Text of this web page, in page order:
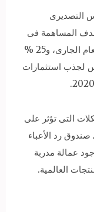
التصديرى
المساهمة فى
تنمية صادرات القطاع بنسبة 15% بنهاية العام الجارى، و25 %
لجذب استثمارات
التى تؤثر على
رد الأعباء
عمالة مدربة
العالمية.